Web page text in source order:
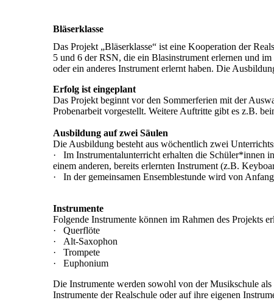
Bläserklasse
Das Projekt „Bläserklasse“ ist eine Kooperation der
5 und 6 der RSN, die ein Blasinstrument erlernen und
oder ein anderes Instrument erlernt haben. Die
Erfolg ist eingeplant
Das Projekt beginnt vor den Sommerferien mit der
Probenarbeit vorgestellt. Weitere Auftritte gibt es z.B.
Ausbildung auf zwei Säulen
Die Ausbildung besteht aus wöchentlich zwei
· Im Instrumentalunterricht erhalten die Schüler*innen
einem anderen, bereits erlernten Instrument (z.B.
· In der gemeinsamen Ensemblestunde wird von
Instrumente
Folgende Instrumente können im Rahmen des Projekts
· Querflöte
· Alt-Saxophon
· Trompete
· Euphonium
Die Instrumente werden sowohl von der Musikschule
Instrumente der Realschule oder auf ihre eigenen